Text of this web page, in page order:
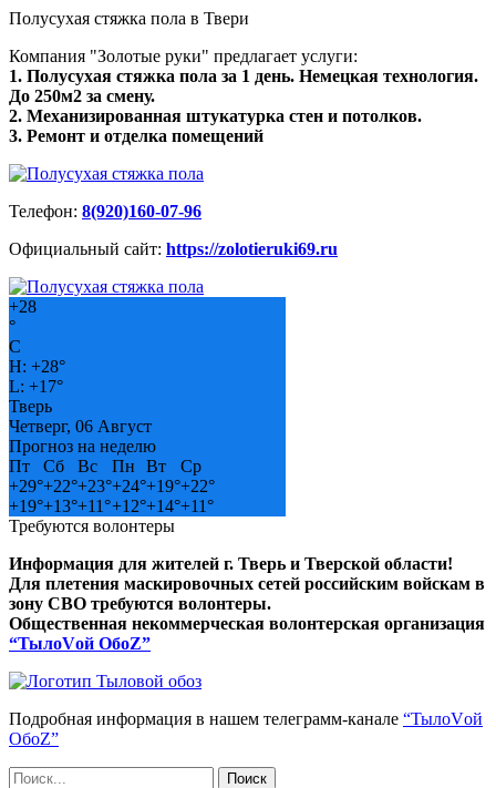
Полусухая стяжка пола в Твери
Компания "Золотые руки" предлагает услуги:
1. Полусухая стяжка пола за 1 день. Немецкая технология.
До 250м2 за смену.
2. Механизированная штукатурка стен и потолков.
3. Ремонт и отделка помещений
Телефон: 8(920)160-07-96
Официальный сайт: https://zolotieruki69.ru
+28
°
C
H: +28°
L: +17°
Тверь
Четверг, 06 Август
Прогноз на неделю
Пт
Сб Вс Пн Вт
Ср
+29°+22°+23°+24°+19°+22°
+19°+13°+11°+12°+14°+11°
Требуются волонтеры
Информация для жителей г. Тверь и Тверской области!
Для плетения маскировочных сетей российским войскам в
зону СВО требуются волонтеры.
Общественная некоммерческая волонтерская организация
“ТылоVой ОбоZ”
Подробная информация в нашем телеграмм-канале “ТылоVой
ОбоZ”